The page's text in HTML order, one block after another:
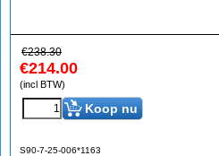
€238.30
€214.00
(incl BTW)
Koop nu
S90-7-25-006*1163